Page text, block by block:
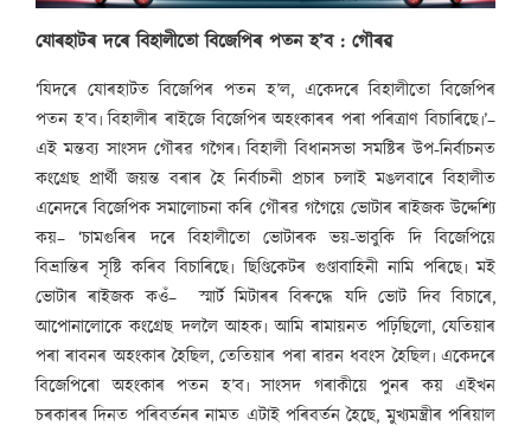
যোৰহাটৰ দৰে বিহালীতো বিজেপিৰ পতন হ’ব : গৌৰৱ
‘যিদৰে যোৰহাটত বিজেপিৰ পতন হ’ল, একেদৰে বিহালীতো বিজেপিৰ
পতন হ’ব৷ বিহালীৰ ৰাইজে বিজেপিৰ অহংকাৰৰ পৰা পৰিত্ৰাণ বিচাৰিছে৷’–
এই মন্তব্য সাংসদ গৌৰৱ গগৈৰ৷ বিহালী বিধানসভা সমষ্টিৰ উপ-নিৰ্বাচনত
কংগ্ৰেছ প্ৰাৰ্থী জয়ন্ত বৰাৰ হৈ নিৰ্বাচনী প্ৰচাৰ চলাই মঙলবাৰে বিহালীত
এনেদৰে বিজেপিক সমালোচনা কৰি গৌৰৱ গগৈয়ে ভোটাৰ ৰাইজক উদ্দেশ্যি
কয়– ‘চামগুৰিৰ দৰে বিহালীতো ভোটাৰক ভয়-ভাবুকি দি বিজেপিয়ে
বিভ্ৰান্তিৰ সৃষ্টি কৰিব বিচাৰিছে৷ ছিণ্ডিকেটৰ গুণ্ডাবাহিনী নামি পৰিছে৷ মই
ভোটাৰ ৰাইজক কওঁ– স্মাৰ্ট মিটাৰৰ বিৰুদ্ধে যদি ভোট দিব বিচাৰে,
আপোনালোকে কংগ্ৰেছ দললৈ আহক৷ আমি ৰামায়নত পঢ়িছিলো, যেতিয়াৰ
পৰা ৰাবনৰ অহংকাৰ হৈছিল, তেতিয়াৰ পৰা ৰাৱন ধবংস হৈছিল৷ একেদৰে
বিজেপিৰো অহংকাৰ পতন হ’ব৷ সাংসদ গৰাকীয়ে পুনৰ কয় এইখন
চৰকাৰৰ দিনত পৰিবৰ্তনৰ নামত এটাই পৰিবৰ্তন হৈছে, মুখ্যমন্ত্ৰীৰ পৰিয়াল